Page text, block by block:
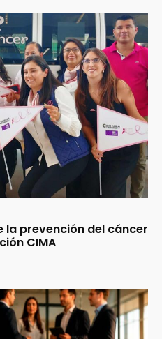
la prevención del cáncer
CIMA